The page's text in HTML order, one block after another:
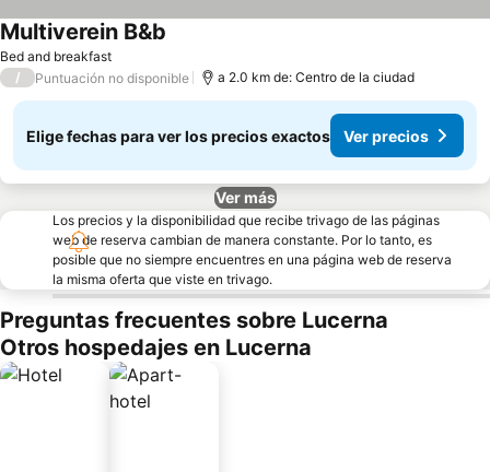
Bed and breakfast
Multiverein B&b
/ Puntuación no disponible a 2.0 km de: Centro de la ciudad
Elige fechas para ver los precios exactos Ver precios
Ver más
Los precios y la disponibilidad que recibe trivago de las páginas
web de reserva cambian de manera constante. Por lo tanto, es
posible que no siempre encuentres en una página web de reserva
la misma oferta que viste en trivago.
Preguntas frecuentes sobre Lucerna
Otros hospedajes en Lucerna